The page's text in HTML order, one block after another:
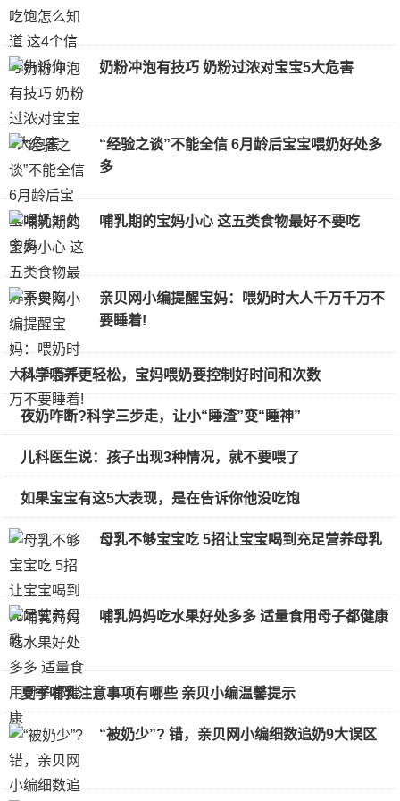
奶粉冲泡有技巧 奶粉过浓对宝宝5大危害
“经验之谈”不能全信 6月龄后宝宝喂奶好处多
多
哺乳期的宝妈小心 这五类食物最好不要吃
亲贝网小编提醒宝妈：喂奶时大人千万千万不
要睡着!
科学喂养更轻松，宝妈喂奶要控制好时间和次数
夜奶咋断?科学三步走，让小“睡渣”变“睡神”
儿科医生说：孩子出现3种情况，就不要喂了
如果宝宝有这5大表现，是在告诉你他没吃饱
母乳不够宝宝吃 5招让宝宝喝到充足营养母乳
哺乳妈妈吃水果好处多多 适量食用母子都健康
夏季哺乳注意事项有哪些 亲贝小编温馨提示
“被奶少”? 错，亲贝网小编细数追奶9大误区